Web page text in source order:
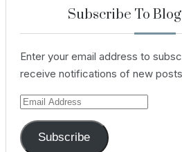
Subscribe To
Enter your email address to
receive notifications of new
Email
Address
Subscribe